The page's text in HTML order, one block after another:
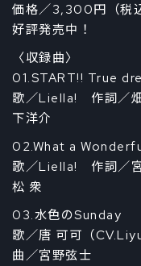
価格／3,300円（税
好評発売中！
〈収録曲〉
01.START!! True
歌／Liella! 作詞／
下洋介
02.What a
歌／Liella! 作詞／
松 衆
03.水色のSunday
歌／唐 可可（
曲／宮野弦士